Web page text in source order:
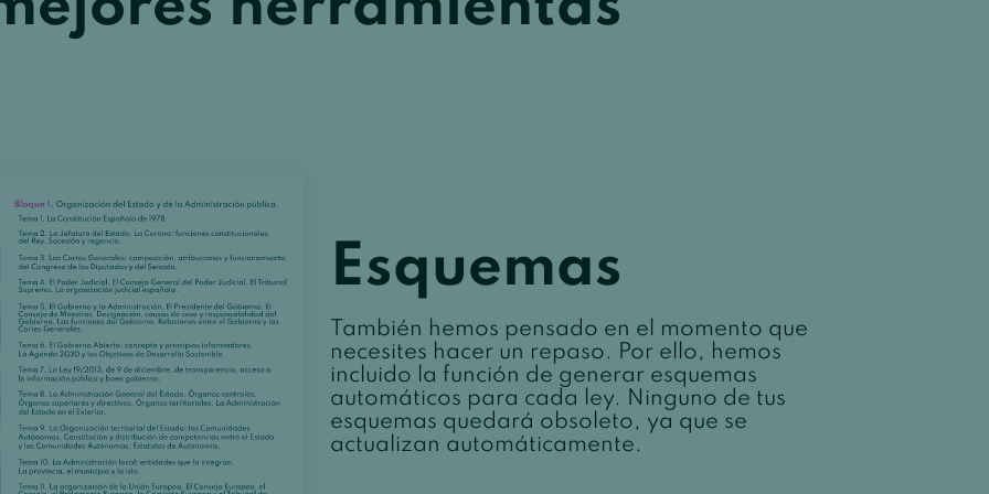
Esquemas
También hemos pensado en el momento que
necesites hacer un repaso. Por ello, hemos
incluido la función de generar esquemas
automáticos para cada ley. Ninguno de tus
esquemas quedará obsoleto, ya que se
actualizan automáticamente.